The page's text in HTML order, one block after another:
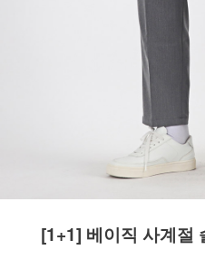
[1+1] 베이직 사계절